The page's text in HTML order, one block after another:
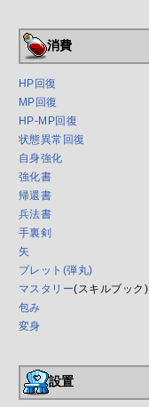
消費
HP回復
MP回復
HP-MP回復
状態異常回復
自身強化
強化書
帰還書
兵法書
手裏剣
矢
ブレット(弾丸)
マスタリー(スキルブック)
包み
変身
設置